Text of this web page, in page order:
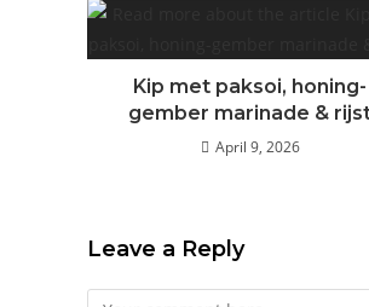
Kip met paksoi, honing-
gember marinade &
April 9, 2026
Leave a Reply